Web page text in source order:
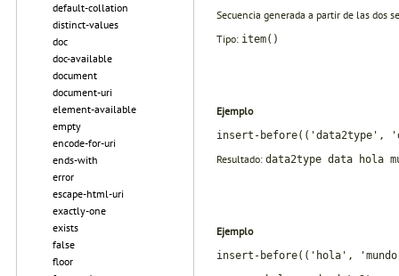
default-collation
distinct-values
doc
doc-available
document
document-uri
element-available
empty
encode-for-uri
ends-with
error
escape-html-uri
exactly-one
exists
false
floor
Secuencia generada a partir de las dos
Tipo: item()
Ejemplo
insert-before(('data2type',
Resultado: data2type data hola
Ejemplo
insert-before(('hola',